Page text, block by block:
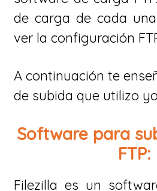
de carga de cada
ver la configuración
A continuación te
de subida que utilizo
Software para
FTP:
Filezilla es un